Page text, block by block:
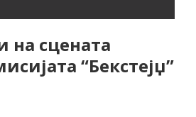
на сцената
“Бекстејџ”